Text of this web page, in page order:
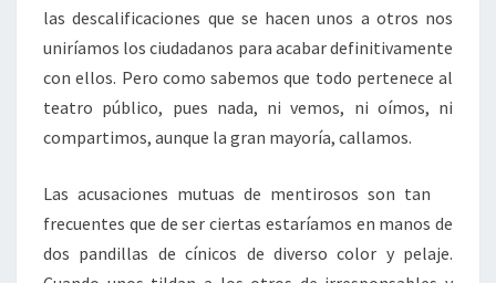
las descalificaciones que se hacen unos a otros nos
uniríamos los ciudadanos para acabar definitivamente
con ellos. Pero como sabemos que todo pertenece al
teatro público, pues nada, ni vemos, ni oímos, ni
compartimos, aunque la gran mayoría, callamos.
Las acusaciones mutuas de mentirosos son tan
frecuentes que de ser ciertas estaríamos en manos de
dos pandillas de cínicos de diverso color y pelaje.